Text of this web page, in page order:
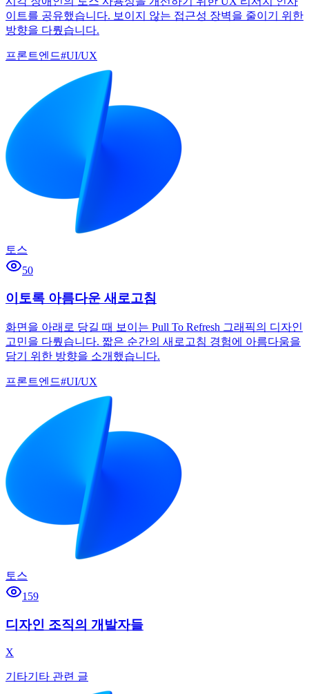
이트를 공유했습니다. 보이지 않는 접근성 장벽을 줄이기 위한
방향을 다뤘습니다.
프론트엔드#UI/UX
토스
50
이토록 아름다운 새로고침
화면을 아래로 당길 때 보이는 Pull To Refresh 그래픽의 디자인
고민을 다뤘습니다. 짧은 순간의 새로고침 경험에 아름다움을
담기 위한 방향을 소개했습니다.
프론트엔드#UI/UX
토스
159
디자인 조직의 개발자들
X
기타기타 관련 글